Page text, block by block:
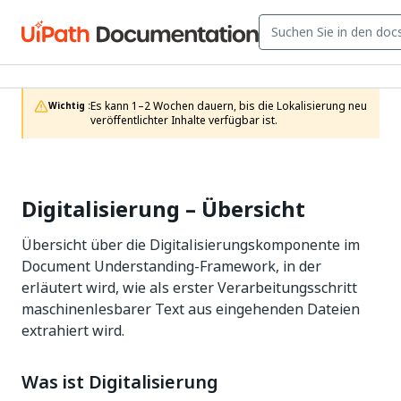
Wichtig :Es kann 1–2 Wochen dauern, bis die Lokalisierung neu
veröffentlichter Inhalte verfügbar ist.
Digitalisierung – Übersicht
Übersicht über die Digitalisierungskomponente im
Document Understanding-Framework, in der
erläutert wird, wie als erster Verarbeitungsschritt
maschinenlesbarer Text aus eingehenden Dateien
extrahiert wird.
Was ist Digitalisierung